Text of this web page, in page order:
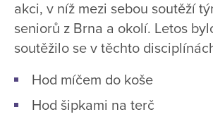
akci, v níž mezi sebou soutěží
seniorů z Brna a okolí. Letos
soutěžilo se v těchto
Hod míčem do koše
Hod šipkami na terč